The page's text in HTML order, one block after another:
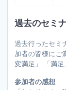
過去のセミ
過去行ったセミ
加者の皆様にご
変満足」 「満足
参加者の感想